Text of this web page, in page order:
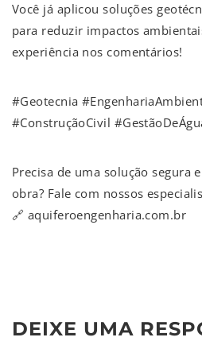
Você já aplicou soluções
para reduzir impactos
experiência nos comentários!
#Geotecnia
#ConstruçãoCivil
Precisa de uma solução segura
obra? Fale com nossos
🔗 aquiferoengenharia.com.br
DEIXE UMA